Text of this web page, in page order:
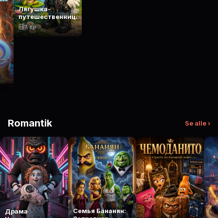
Лягушка-
путешественница
7 ep
Romantik Se alle ›
Драма
Семья Бананян: